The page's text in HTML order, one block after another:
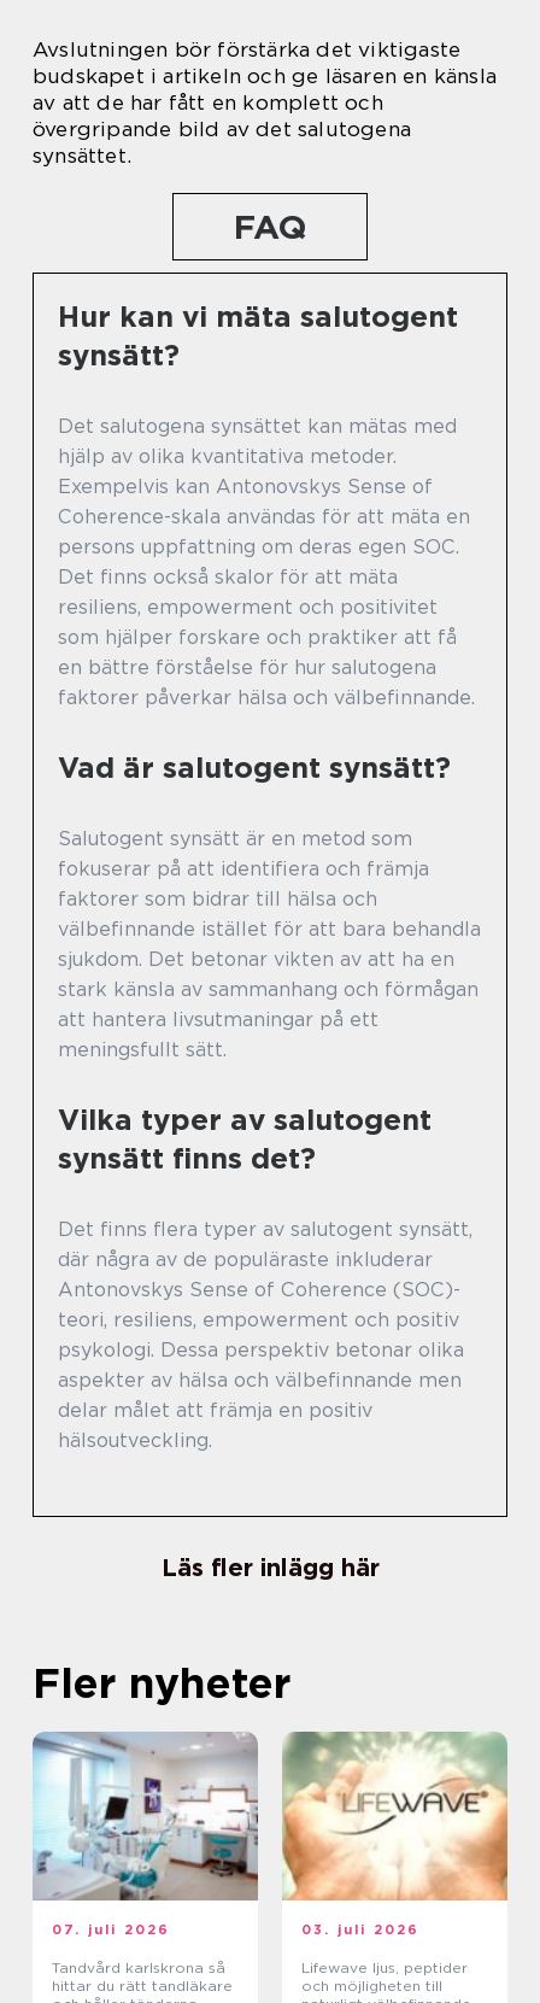
Avslutningen bör förstärka det viktigaste
budskapet i artikeln och ge läsaren en känsla
av att de har fått en komplett och
övergripande bild av det salutogena
synsättet.
FAQ
Hur kan vi mäta salutogent
synsätt?
Det salutogena synsättet kan mätas med
hjälp av olika kvantitativa metoder.
Exempelvis kan Antonovskys Sense of
Coherence-skala användas för att mäta en
persons uppfattning om deras egen SOC.
Det finns också skalor för att mäta
resiliens, empowerment och positivitet
som hjälper forskare och praktiker att få
en bättre förståelse för hur salutogena
faktorer påverkar hälsa och välbefinnande.
Vad är salutogent synsätt?
Salutogent synsätt är en metod som
fokuserar på att identifiera och främja
faktorer som bidrar till hälsa och
välbefinnande istället för att bara behandla
sjukdom. Det betonar vikten av att ha en
stark känsla av sammanhang och förmågan
att hantera livsutmaningar på ett
meningsfullt sätt.
Vilka typer av salutogent
synsätt finns det?
Det finns flera typer av salutogent synsätt,
där några av de populäraste inkluderar
Antonovskys Sense of Coherence (SOC)-
teori, resiliens, empowerment och positiv
psykologi. Dessa perspektiv betonar olika
aspekter av hälsa och välbefinnande men
delar målet att främja en positiv
hälsoutveckling.
Läs fler inlägg här
Fler nyheter
07. juli 2026
Tandvård karlskrona så
hittar du rätt tandläkare
03. juli 2026
Lifewave ljus, peptider
och möjligheten till